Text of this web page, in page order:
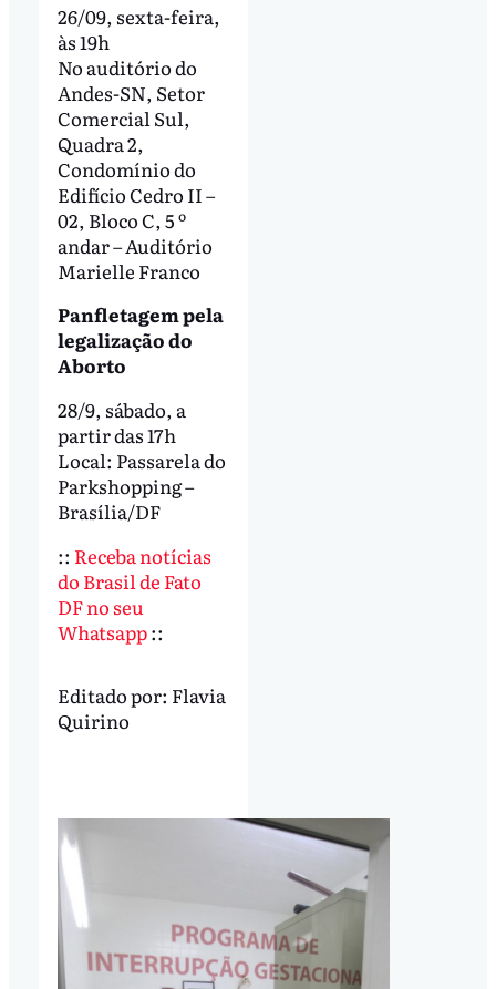
26/09, sexta-feira,
às 19h
No auditório do
Andes-SN, Setor
Comercial Sul,
Quadra 2,
Condomínio do
Edifício Cedro II –
02, Bloco C, 5 º
andar – Auditório
Marielle Franco
Panfletagem pela
legalização do
Aborto
28/9, sábado, a
partir das 17h
Local: Passarela do
Parkshopping –
Brasília/DF
:: Receba notícias
do Brasil de Fato
DF no seu
Whatsapp::
Editado por: Flavia
Quirino